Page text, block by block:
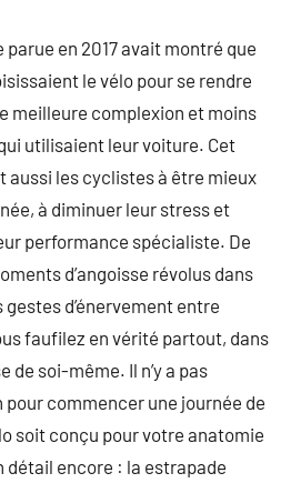
en 2017 avait montré que
le vélo pour se rendre
meilleure complexion et moins
utilisaient leur voiture. Cet
aussi les cyclistes à être mieux
à diminuer leur stress et
performance spécialiste. De
d’angoisse révolus dans
d’énervement entre
faufilez en vérité partout, dans
de soi-même. Il n’y a pas
commencer une journée de
soit conçu pour votre anatomie
détail encore : la estrapade